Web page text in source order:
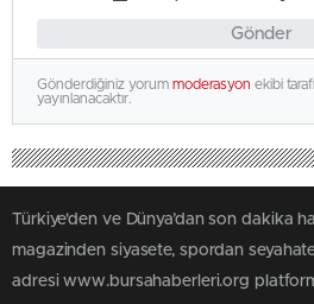
Gönder
Gönderdiğiniz yorum moderasyon ekibi
yayınlanacaktır.
Türkiye'den ve Dünya’dan son dakika
magazinden siyasete, spordan
adresi www.bursahaberleri.org